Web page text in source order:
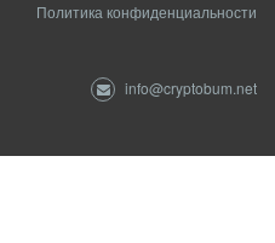
Политика конфиденциальности
info@cryptobum.net